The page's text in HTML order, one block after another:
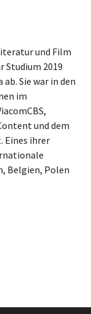
und Film
Studium 2019
Sie war in den
im
und dem
Eines ihrer
Belgien, Polen